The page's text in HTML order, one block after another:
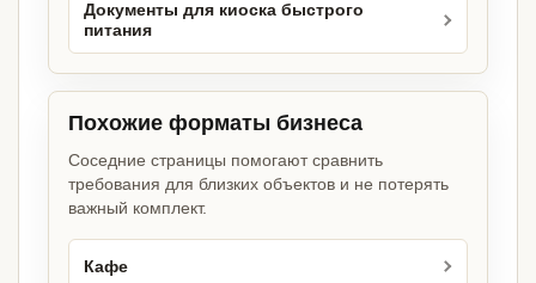
Документы для киоска быстрого
питания
Похожие форматы бизнеса
Соседние страницы помогают сравнить
требования для близких объектов и не потерять
важный комплект.
Кафе